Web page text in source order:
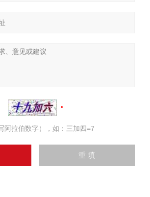
阿拉伯数字），如：三加四=7